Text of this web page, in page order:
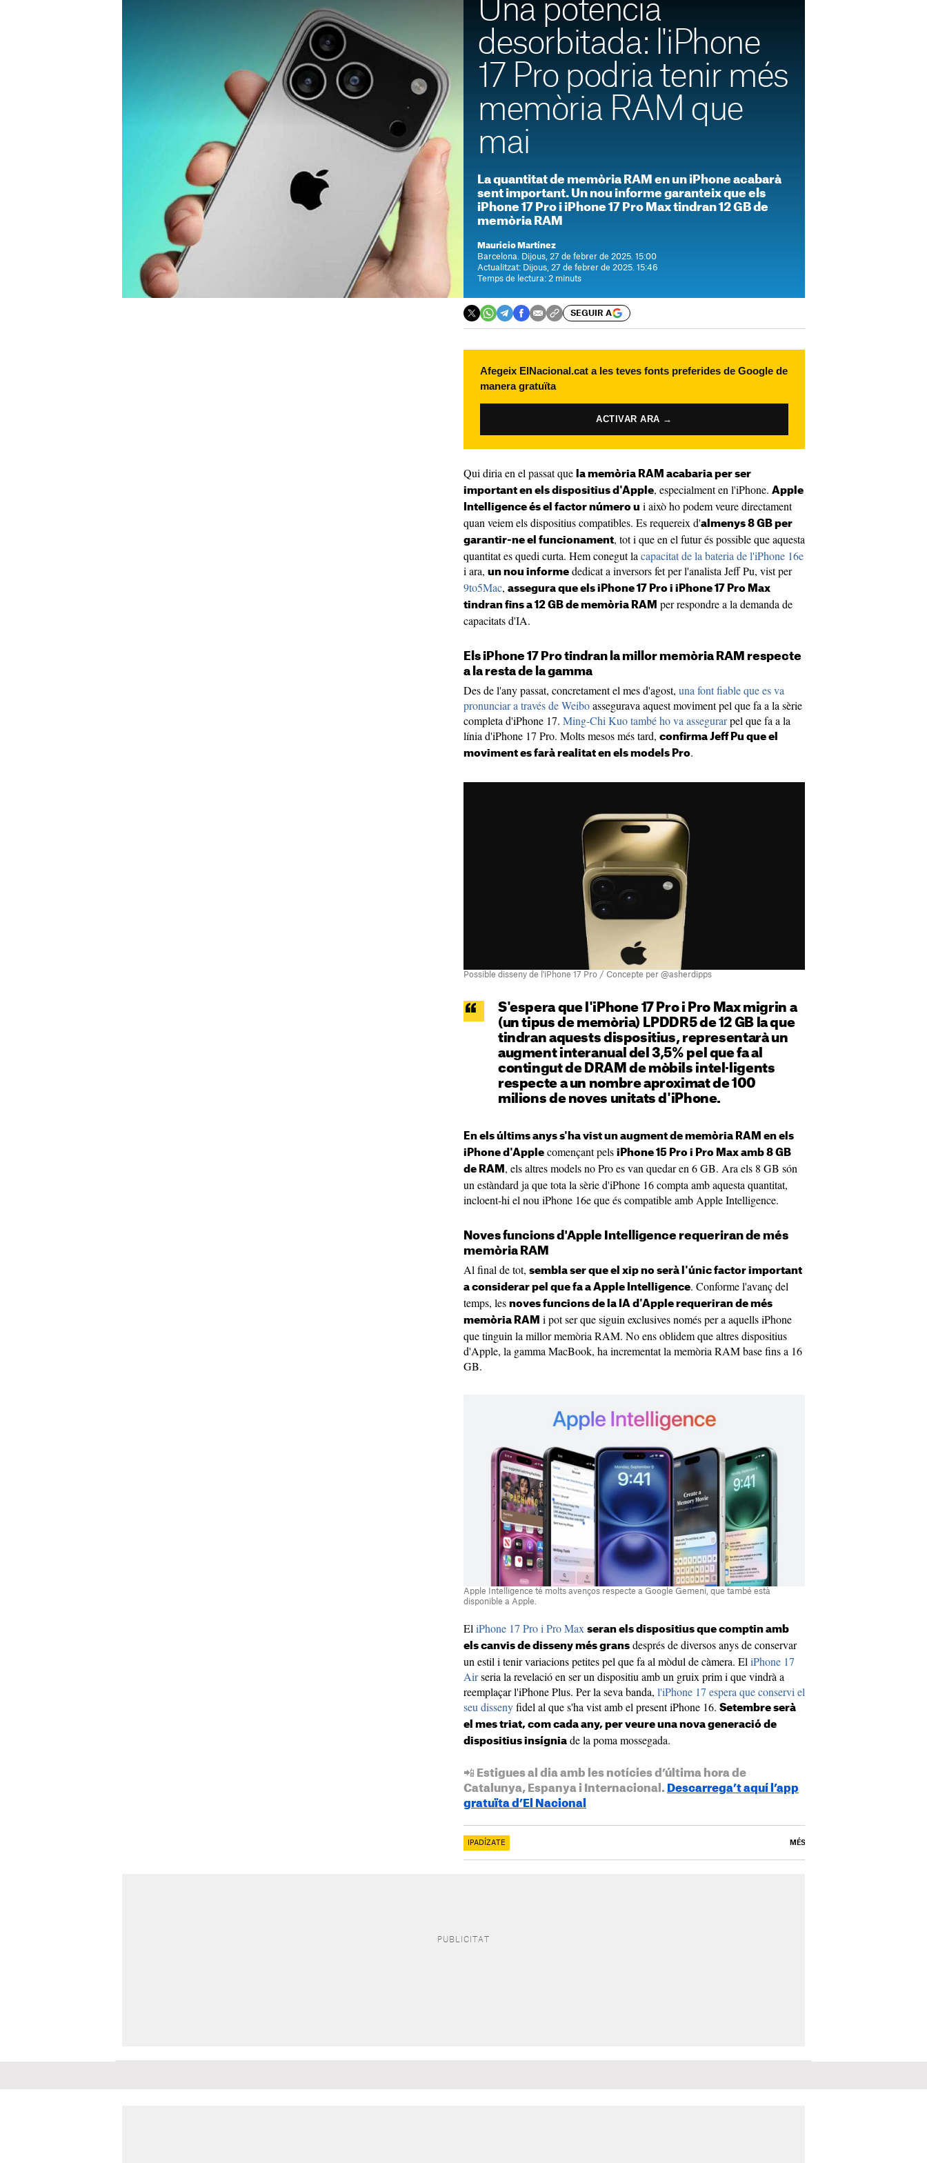
Una potència
desorbitada: l'iPhone
17 Pro podria tenir més
memòria RAM que
mai
La quantitat de memòria RAM en un iPhone acabarà
sent important. Un nou informe garanteix que els
iPhone 17 Pro i iPhone 17 Pro Max tindran 12 GB de
memòria RAM
Mauricio Martínez
Barcelona. Dijous, 27 de febrer de 2025. 15:00
Actualitzat: Dijous, 27 de febrer de 2025. 15:46
Temps de lectura: 2 minuts
SEGUIR A
Afegeix ElNacional.cat a les teves fonts preferides de Google de
manera gratuïta
ACTIVAR ARA →
Qui diria en el passat que la memòria RAM acabaria per ser
important en els dispositius d'Apple, especialment en l'iPhone. Apple
Intelligence és el factor número u i això ho podem veure directament
quan veiem els dispositius compatibles. Es requereix d'almenys 8 GB per
garantir-ne el funcionament, tot i que en el futur és possible que aquesta
quantitat es quedi curta. Hem conegut la capacitat de la bateria de l'iPhone 16e
i ara, un nou informe dedicat a inversors fet per l'analista Jeff Pu, vist per
9to5Mac, assegura que els iPhone 17 Pro i iPhone 17 Pro Max
tindran fins a 12 GB de memòria RAM per respondre a la demanda de
capacitats d'IA.
Els iPhone 17 Pro tindran la millor memòria RAM respecte
a la resta de la gamma
Des de l'any passat, concretament el mes d'agost, una font fiable que es va
pronunciar a través de Weiboassegurava aquest moviment pel que fa a la sèrie
completa d'iPhone 17. Ming-Chi Kuo també ho va assegurarpel que fa a la
línia d'iPhone 17 Pro. Molts mesos més tard, confirma Jeff Pu que el
moviment es farà realitat en els models Pro.
Possible disseny de l'iPhone 17 Pro / Concepte per @asherdipps
S'espera que l'iPhone 17 Pro i Pro Max migrin a
(un tipus de memòria) LPDDR5 de 12 GB la que
tindran aquests dispositius, representarà un
augment interanual del 3,5% pel que fa al
contingut de DRAM de mòbils intel·ligents
respecte a un nombre aproximat de 100
milions de noves unitats d'iPhone.
En els últims anys s'ha vist un augment de memòria RAM en els
iPhone d'Apple començant pels iPhone 15 Pro i Pro Max amb 8 GB
de RAM , els altres models no Pro es van quedar en 6 GB. Ara els 8 GB són
un estàndard ja que tota la sèrie d'iPhone 16 compta amb aquesta quantitat,
incloent-hi el nou iPhone 16e que és compatible amb Apple Intelligence.
Noves funcions d'Apple Intelligence requeriran de més
memòria RAM
Al final de tot, sembla ser que el xip no serà l'únic factor important
a considerar pel que fa a Apple Intelligence. Conforme l'avanç del
temps, les noves funcions de la IA d'Apple requeriran de més
memòria RAM i pot ser que siguin exclusives només per a aquells iPhone
que tinguin la millor memòria RAM. No ens oblidem que altres dispositius
d'Apple, la gamma MacBook, ha incrementat la memòria RAM base fins a 16
GB.
Apple Intelligence té molts avenços respecte a Google Gemeni, que també està
disponible a Apple.
EliPhone 17 Pro i Pro Max seran els dispositius que comptin amb
els canvis de disseny més grans després de diversos anys de conservar
un estil i tenir variacions petites pel que fa al mòdul de càmera. EliPhone 17
Airseria la revelació en ser un dispositiu amb un gruix prim i que vindrà a
reemplaçar l'iPhone Plus. Per la seva banda, l'iPhone 17 espera que conservi el
seu dissenyfidel al que s'ha vist amb el present iPhone 16. Setembre serà
el mes triat, com cada any, per veure una nova generació de
dispositius insígnia de la poma mossegada.
📲 Estigues al dia amb les notícies d’última hora de
Catalunya, Espanya i Internacional. Descarrega’t aquí l’app
gratuïta d’El Nacional
IPADÍZATE MÉS